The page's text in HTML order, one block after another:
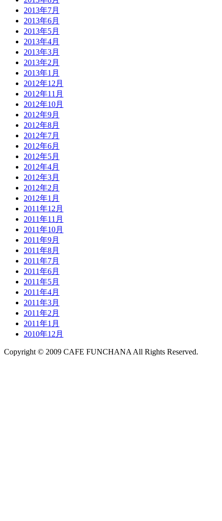
2013年7月
2013年6月
2013年5月
2013年4月
2013年3月
2013年2月
2013年1月
2012年12月
2012年11月
2012年10月
2012年9月
2012年8月
2012年7月
2012年6月
2012年5月
2012年4月
2012年3月
2012年2月
2012年1月
2011年12月
2011年11月
2011年10月
2011年9月
2011年8月
2011年7月
2011年6月
2011年5月
2011年4月
2011年3月
2011年2月
2011年1月
2010年12月
Copyright © 2009 CAFE FUNCHANA All Rights Reserved.